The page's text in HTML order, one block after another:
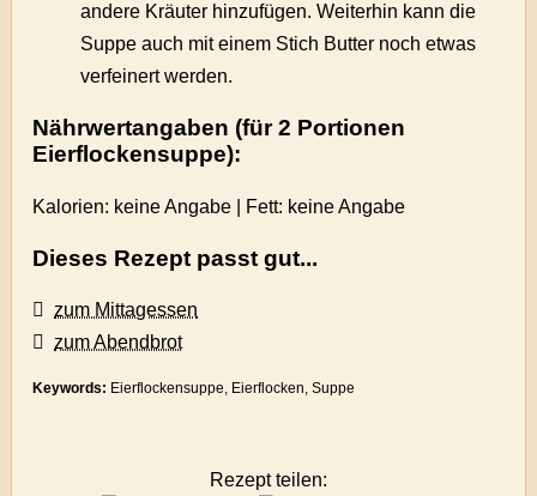
andere Kräuter hinzufügen. Weiterhin kann die
Suppe auch mit einem Stich Butter noch etwas
verfeinert werden.
Nährwertangaben (für 2 Portionen
Eierflockensuppe):
Kalorien: keine Angabe | Fett: keine Angabe
Dieses Rezept passt gut...
zum Mittagessen
zum Abendbrot
Keywords: Eierflockensuppe, Eierflocken, Suppe
Rezept teilen: